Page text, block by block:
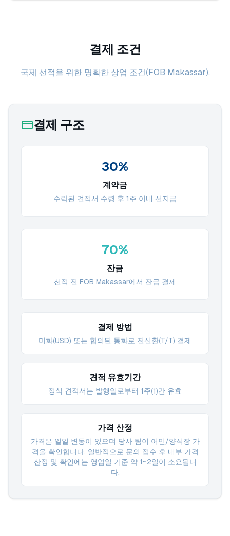
결제 조건
국제 선적을 위한 명확한 상업 조건(FOB Makassar).
결제 구조
30%
계약금
수락된 견적서 수령 후 1주 이내 선지급
70%
잔금
선적 전 FOB Makassar에서 잔금 결제
결제 방법
미화(USD) 또는 합의된 통화로 전신환(T/T) 결제
견적 유효기간
정식 견적서는 발행일로부터 1주(1)간 유효
가격 산정
가격은 일일 변동이 있으며 당사 팀이 어민/양식장 가
격을 확인합니다. 일반적으로 문의 접수 후 내부 가격
산정 및 확인에는 영업일 기준 약 1~2일이 소요됩니
다.